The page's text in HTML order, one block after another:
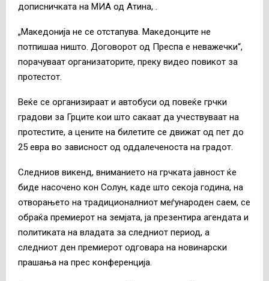
дописничката на МИА од Атина, .
„Македонија не се отстапува. Македонците не
потпишаа ништо. Договорот од Преспа е неважечки“,
порачуваат организаторите, преку видео повикот за
протестот.
Веќе се организираат и автобуси од повеќе грчки
градови за Грците кои што сакаат да учествуваат на
протестите, а цените на билетите се движат од пет до
25 евра во зависност од оддалеченоста на градот.
Следниов викенд, вниманието на грчката јавност ќе
биде насочено кон Солун, каде што секоја година, на
отворањето на традиционалниот меѓународен саем, се
обраќа премиерот на земјата, ја презентира агендата и
политиката на владата за следниот период, а
следниот ден премиерот одговара на новинарски
прашања на прес конференција.